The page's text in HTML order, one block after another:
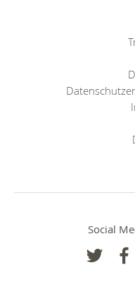
Social